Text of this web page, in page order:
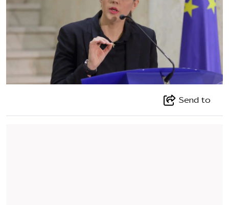
Send to